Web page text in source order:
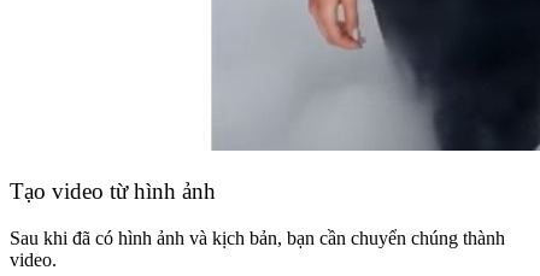
Tạo video từ hình ảnh
Sau khi đã có hình ảnh và kịch bản, bạn cần chuyển chúng thành
video.